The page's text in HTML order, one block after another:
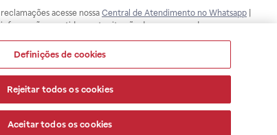
acesse nossa Central de Atendimento no Whatsapp
contidas neste site não devem ser usadas para
de saúde e prescrever o tratamento adequado. Ao
consultar o site: www.anvisa.gov.br. A Raia Drogasil
são compromissos da Raia Drogasil SA. Todos os pedidos
Definições de cookies
Rejeitar todos os cookies
Aceitar todos os cookies